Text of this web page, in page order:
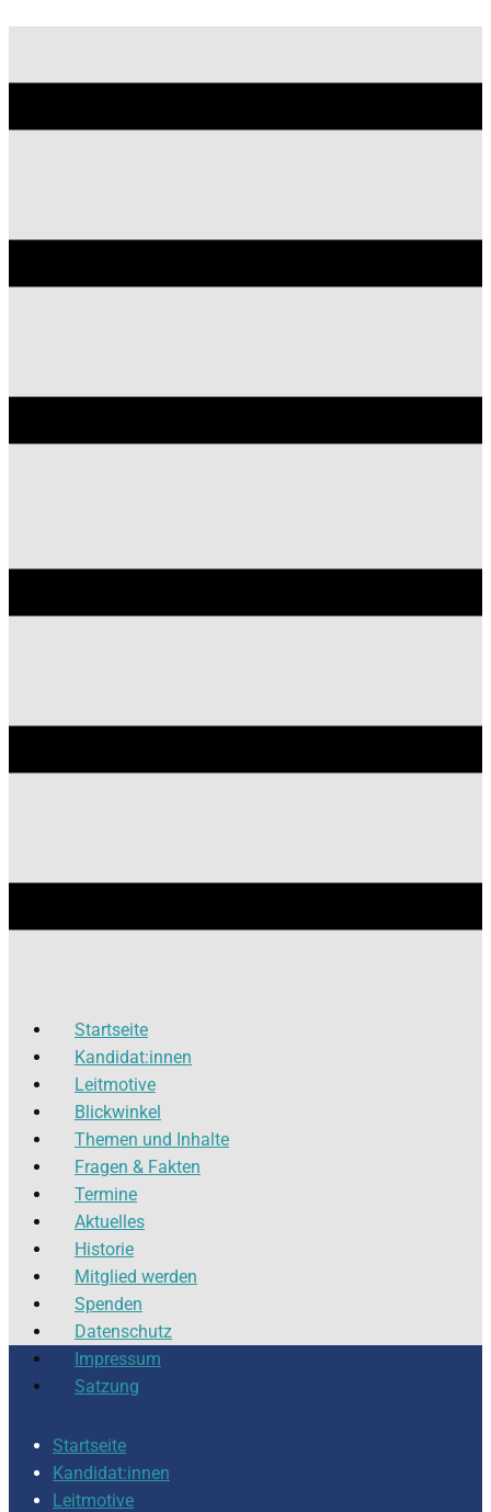
Startseite
Kandidat:innen
Leitmotive
Blickwinkel
Themen und Inhalte
Fragen & Fakten
Termine
Aktuelles
Historie
Mitglied werden
Spenden
Datenschutz
Impressum
Satzung
Startseite
Kandidat:innen
Leitmotive